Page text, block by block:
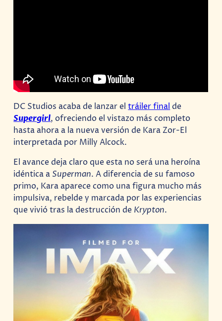
DC Studios acaba de lanzar eltráiler final de
Supergirl, ofreciendo el vistazo más completo
hasta ahora a la nueva versión de Kara Zor-El
interpretada por Milly Alcock.
El avance deja claro que esta no será una heroína
idéntica a Superman. A diferencia de su famoso
primo, Kara aparece como una figura mucho más
impulsiva, rebelde y marcada por las experiencias
que vivió tras la destrucción de Krypton.